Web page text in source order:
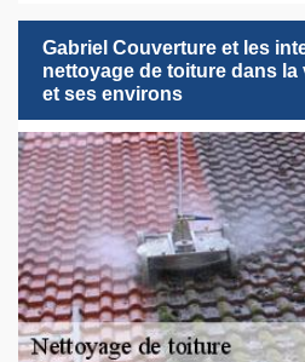
Gabriel Couverture et les
nettoyage de toiture dans
et ses environs